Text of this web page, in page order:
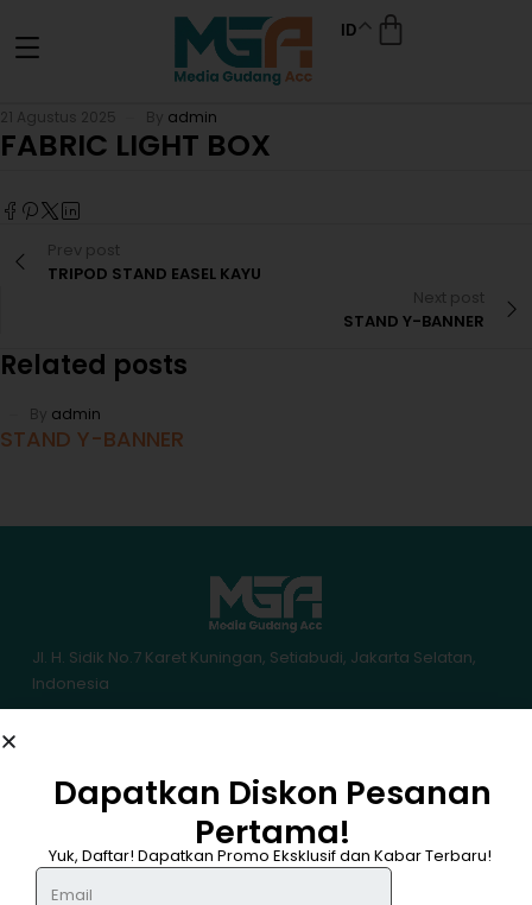
ID
21 Agustus 2025 By admin
FABRIC LIGHT BOX
Prev post
TRIPOD STAND EASEL KAYU
Next post
STAND Y-BANNER
Related posts
By admin
STAND Y-BANNER
Jl. H. Sidik No.7 Karet Kuningan, Setiabudi, Jakarta Selatan,
Indonesia
BANTUAN
Pengiriman & Pengembalian
Kebijakan Pembayaran
Kebijakan Privasi
Lacak Pesanan
Dapatkan Diskon Pesanan
Pertama!
Yuk, Daftar! Dapatkan Promo Eksklusif dan Kabar Terbaru!